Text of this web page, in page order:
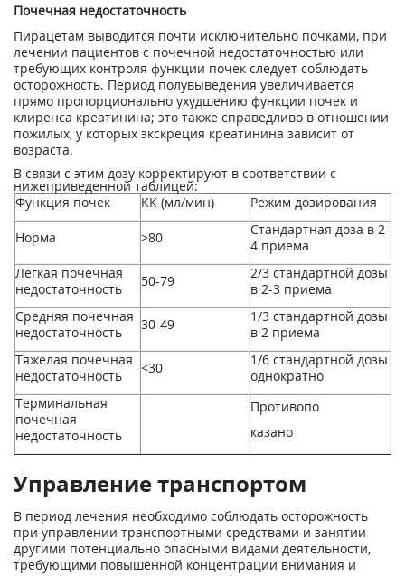
Почечная недостаточность
Пирацетам выводится почти исключительно почками, при
лечении пациентов с почечной недостаточностью или
требующих контроля функции почек следует соблюдать
осторожность. Период полувыведения увеличивается
прямо пропорционально ухудшению функции почек и
клиренса креатинина; это также справедливо в отношении
пожилых, у которых экскреция креатинина зависит от
возраста.
В связи с этим дозу корректируют в соответствии с
нижеприведенной таблицей:
Функция почек
КК (мл/мин) Режим дозирования
Норма >80
Стандартная доза в 2-
4 приема
Легкая почечная
недостаточность
50-79
2/3 стандартной дозы
в 2-3 приема
Средняя почечная
недостаточность
30-49
1/3 стандартной дозы
в 2 приема
Тяжелая почечная
недостаточность
<30
1/6 стандартной дозы
однократно
Терминальная
почечная
недостаточность
Противопо
казано
Управление транспортом
В период лечения необходимо соблюдать осторожность
при управлении транспортными средствами и занятии
другими потенциально опасными видами деятельности,
требующими повышенной концентрации внимания и